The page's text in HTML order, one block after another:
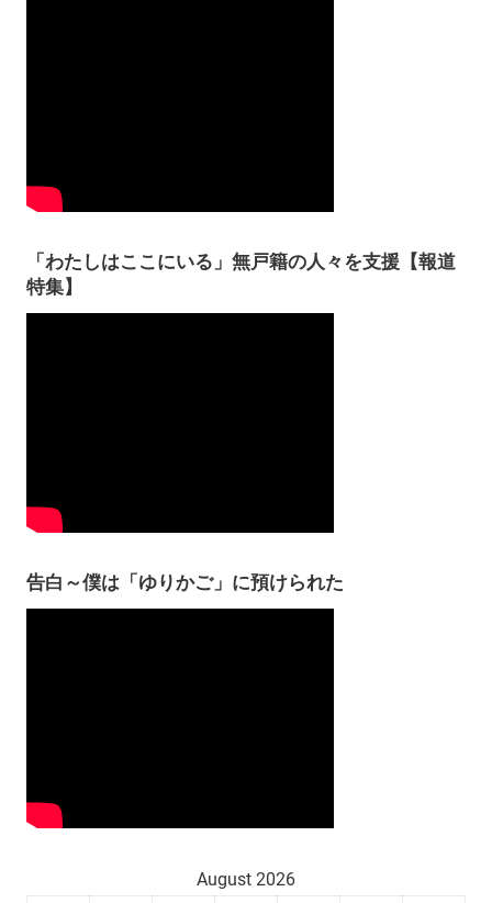
「わたしはここにいる」無戸籍の人々を支援【報道
特集】
告白～僕は「ゆりかご」に預けられた
August 2026